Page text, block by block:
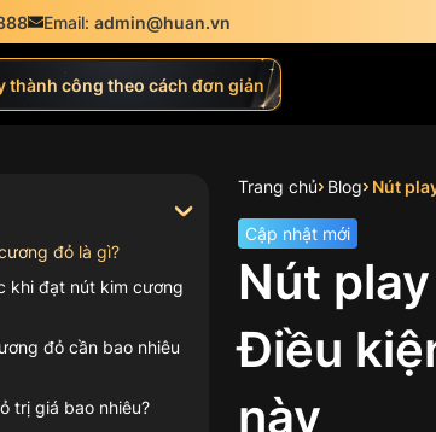
Email: admin@huan.vn
thành công theo cách đơn giản
đỏ là gì?
khi đạt nút kim cương
đỏ cần bao nhiêu
trị giá bao nhiêu?
Trang chủ Blog Nút
Cập nhật mới
Nút
Điều
này